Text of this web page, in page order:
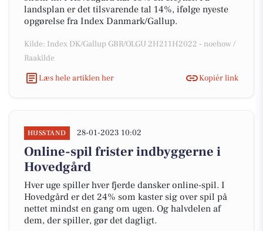
landsplan er det tilsvarende tal 14%, ifølge nyeste
opgørelse fra Index Danmark/Gallup.
Kilde: Index DK/Gallup GBR/OLGU 2H211H2022 - noehow /
Raakilde
Læs hele artiklen her
Kopiér link
HUSSTAND 28-01-2023 10:02
Online-spil frister indbyggerne i
Hovedgård
Hver uge spiller hver fjerde dansker online-spil. I
Hovedgård er det 24% som kaster sig over spil på
nettet mindst en gang om ugen. Og halvdelen af
dem, der spiller, gør det dagligt.